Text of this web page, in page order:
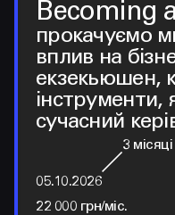
Becoming
прокачуємо
вплив на
екзекьюшен,
інструменти,
сучасний
05.10.2026
3 місяці
22 000 грн/міс.